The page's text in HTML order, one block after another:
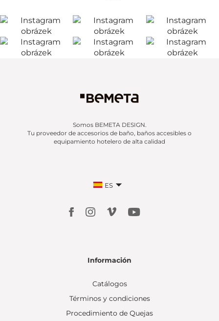
Somos BEMETA DESIGN.
Tu proveedor de accesorios de baño, baños accesibles o
equipamiento hotelero de alta calidad
ES
Información
Catálogos
Términos y condiciones
Procedimiento de Quejas